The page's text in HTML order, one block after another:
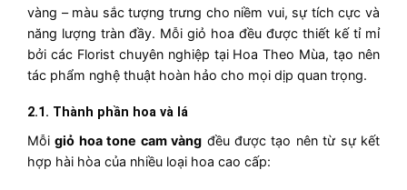
vàng – màu sắc tượng trưng cho niềm vui, sự tích cực và
năng lượng tràn đầy. Mỗi giỏ hoa đều được thiết kế tỉ mỉ
bởi các Florist chuyên nghiệp tại Hoa Theo Mùa, tạo nên
tác phẩm nghệ thuật hoàn hảo cho mọi dịp quan trọng.
2.1. Thành phần hoa và lá
Mỗigiỏ hoa tone cam vàng đều được tạo nên từ sự kết
hợp hài hòa của nhiều loại hoa cao cấp: